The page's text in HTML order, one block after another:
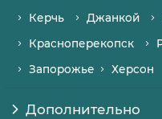
Керчь
Джанкой
Красноперекопск
Запорожье
Херсон
Дополнительно